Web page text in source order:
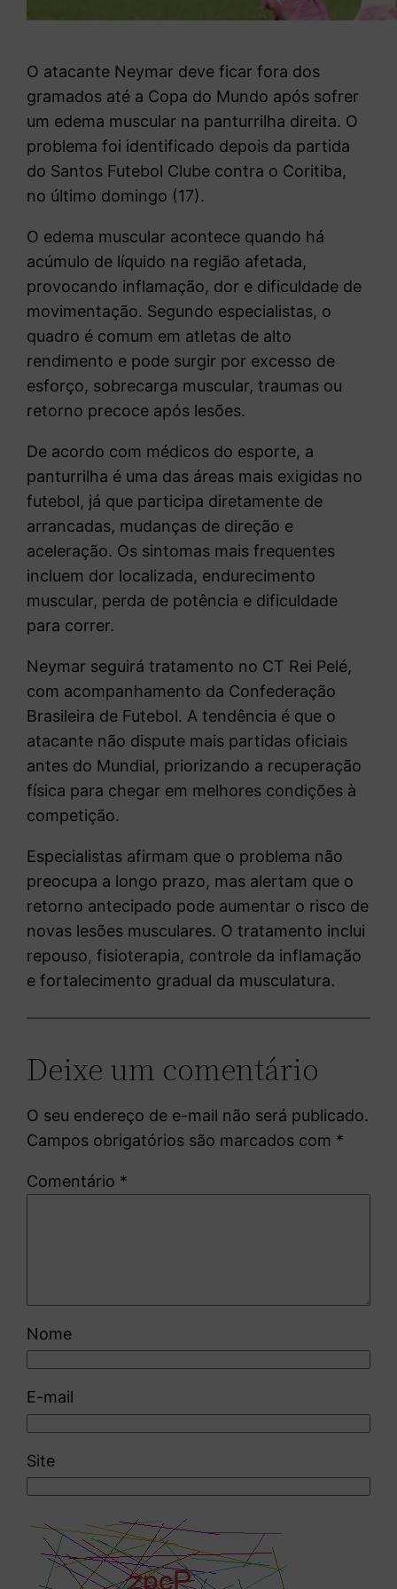
O atacante Neymar deve ficar fora dos
gramados até a Copa do Mundo após sofrer
um edema muscular na panturrilha direita. O
problema foi identificado depois da partida
do Santos Futebol Clube contra o Coritiba,
no último domingo (17).
O edema muscular acontece quando há
acúmulo de líquido na região afetada,
provocando inflamação, dor e dificuldade de
movimentação. Segundo especialistas, o
quadro é comum em atletas de alto
rendimento e pode surgir por excesso de
esforço, sobrecarga muscular, traumas ou
retorno precoce após lesões.
De acordo com médicos do esporte, a
panturrilha é uma das áreas mais exigidas no
futebol, já que participa diretamente de
arrancadas, mudanças de direção e
aceleração. Os sintomas mais frequentes
incluem dor localizada, endurecimento
muscular, perda de potência e dificuldade
para correr.
Neymar seguirá tratamento no CT Rei Pelé,
com acompanhamento da Confederação
Brasileira de Futebol. A tendência é que o
atacante não dispute mais partidas oficiais
antes do Mundial, priorizando a recuperação
física para chegar em melhores condições à
competição.
Especialistas afirmam que o problema não
preocupa a longo prazo, mas alertam que o
retorno antecipado pode aumentar o risco de
novas lesões musculares. O tratamento inclui
repouso, fisioterapia, controle da inflamação
e fortalecimento gradual da musculatura.
Deixe um comentário
O seu endereço de e-mail não será publicado.
Campos obrigatórios são marcados com *
Comentário *
Nome
E-mail
Site